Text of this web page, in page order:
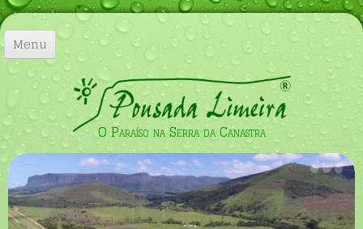
Menu
Início
A Pousada
Acomodações ▼
Imagens
Localização
O Paraíso na Serra da Canastra